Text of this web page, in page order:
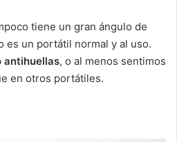
tiene un gran ángulo de
es un portátil normal y al uso.
antihuellas, o al menos sentimos
en otros portátiles.